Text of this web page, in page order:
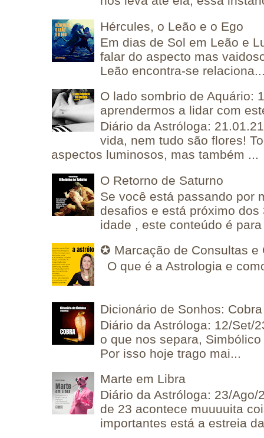
Hércules, o Leão e o Ego
Em dias de Sol em Leão e
falar do aspecto mas
Leão encontra-se
O lado sombrio de Aquário:
aprendermos a lidar com
Diário da Astróloga:
vida, nem tudo são flores!
aspectos luminosos, mas também ...
O Retorno de Saturno
Se você está passando por
desafios e está próximo
idade , este conteúdo é
✪ Marcação de Consultas e
O que é a Astrologia e
Dicionário de Sonhos: Cobra
Diário da Astróloga: 12/Set/
o que nos separa,
Por isso hoje trago mai...
Marte em Libra
Diário da Astróloga: 23/
de 23 acontece muuuuita
importantes está a estreia